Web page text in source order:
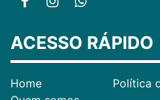
ACESSO RÁPIDO
Home
Política